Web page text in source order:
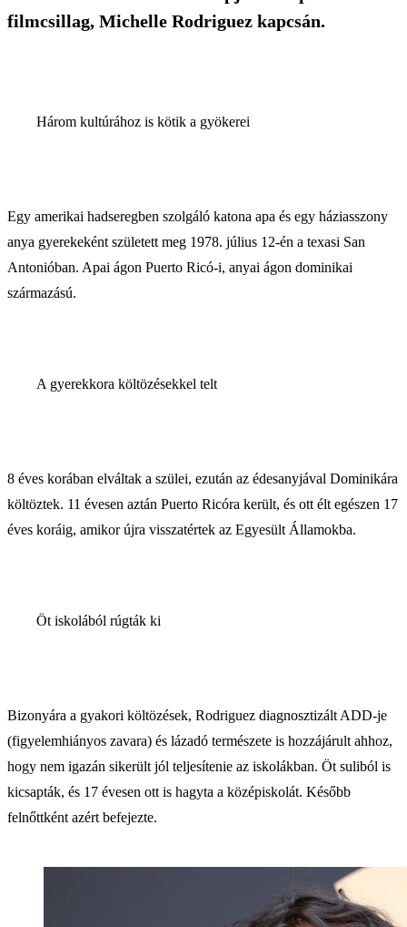
filmcsillag, Michelle Rodriguez kapcsán.
Három kultúrához is kötik a gyökerei
Egy amerikai hadseregben szolgáló katona apa és egy háziasszony
anya gyerekeként született meg 1978. július 12-én a texasi San
Antonióban. Apai ágon Puerto Ricó-i, anyai ágon dominikai
származású.
A gyerekkora költözésekkel telt
8 éves korában elváltak a szülei, ezután az édesanyjával Dominikára
költöztek. 11 évesen aztán Puerto Ricóra került, és ott élt egészen 17
éves koráig, amikor újra visszatértek az Egyesült Államokba.
Öt iskolából rúgták ki
Bizonyára a gyakori költözések, Rodriguez diagnosztizált ADD-je
(figyelemhiányos zavara) és lázadó természete is hozzájárult ahhoz,
hogy nem igazán sikerült jól teljesítenie az iskolákban. Öt suliból is
kicsapták, és 17 évesen ott is hagyta a középiskolát. Később
felnőttként azért befejezte.